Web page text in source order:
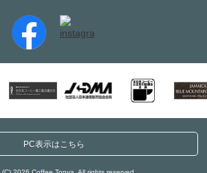
PC表示はこちら